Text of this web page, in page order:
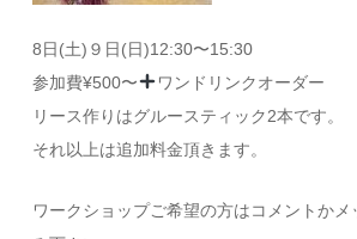
8日(土)９日(日)12:30〜15:30
参加費¥500〜
ワンドリンクオーダー
リース作りはグルースティック2本です。
それ以上は追加料金頂きます。
ワークショップご希望の方はコメントか